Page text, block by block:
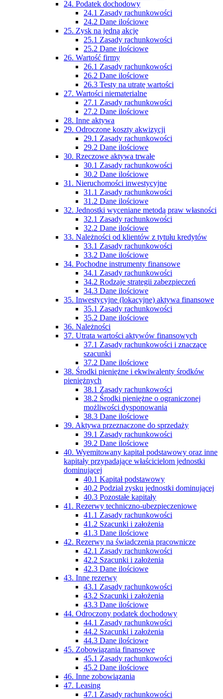
24. Podatek dochodowy
24.1 Zasady rachunkowości
24.2 Dane ilościowe
25. Zysk na jedną akcję
25.1 Zasady rachunkowości
25.2 Dane ilościowe
26. Wartość firmy
26.1 Zasady rachunkowości
26.2 Dane ilościowe
26.3 Testy na utratę wartości
27. Wartości niematerialne
27.1 Zasady rachunkowości
27.2 Dane ilościowe
28. Inne aktywa
29. Odroczone koszty akwizycji
29.1 Zasady rachunkowości
29.2 Dane ilościowe
30. Rzeczowe aktywa trwałe
30.1 Zasady rachunkowości
30.2 Dane ilościowe
31. Nieruchomości inwestycyjne
31.1 Zasady rachunkowości
31.2 Dane ilościowe
32. Jednostki wyceniane metodą praw własności
32.1 Zasady rachunkowości
32.2 Dane ilościowe
33. Należności od klientów z tytułu kredytów
33.1 Zasady rachunkowości
33.2 Dane ilościowe
34. Pochodne instrumenty finansowe
34.1 Zasady rachunkowości
34.2 Rodzaje strategii zabezpieczeń
34.3 Dane ilościowe
35. Inwestycyjne (lokacyjne) aktywa finansowe
35.1 Zasady rachunkowości
35.2 Dane ilościowe
36. Należności
37. Utrata wartości aktywów finansowych
37.1 Zasady rachunkowości i znaczące
szacunki
37.2 Dane ilościowe
38. Środki pieniężne i ekwiwalenty środków
pieniężnych
38.1 Zasady rachunkowości
38.2 Środki pieniężne o ograniczonej
możliwości dysponowania
38.3 Dane ilościowe
39. Aktywa przeznaczone do sprzedaży
39.1 Zasady rachunkowości
39.2 Dane ilościowe
40. Wyemitowany kapitał podstawowy oraz inne
kapitały przypadające właścicielom jednostki
dominującej
40.1 Kapitał podstawowy
40.2 Podział zysku jednostki dominującej
40.3 Pozostałe kapitały
41. Rezerwy techniczno-ubezpieczeniowe
41.1 Zasady rachunkowości
41.2 Szacunki i założenia
41.3 Dane ilościowe
42. Rezerwy na świadczenia pracownicze
42.1 Zasady rachunkowości
42.2 Szacunki i założenia
42.3 Dane ilościowe
43. Inne rezerwy
43.1 Zasady rachunkowości
43.2 Szacunki i założenia
43.3 Dane ilościowe
44. Odroczony podatek dochodowy
44.1 Zasady rachunkowości
44.2 Szacunki i założenia
44.3 Dane ilościowe
45. Zobowiązania finansowe
45.1 Zasady rachunkowości
45.2 Dane ilościowe
46. Inne zobowiązania
47. Leasing
47.1 Zasady rachunkowości